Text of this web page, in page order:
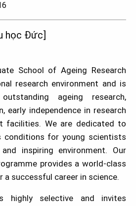
học Đức]
School of Ageing Research
research environment and is
ageing research,
early independence in research
facilities. We are dedicated to
conditions for young scientists
inspiring environment. Our
provides a world-class
successful career in science.
highly selective and invites